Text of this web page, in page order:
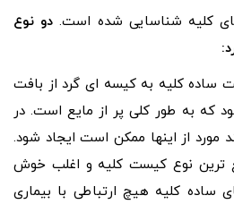
کلیه شناسایی شده است. دو نوع
ساده کلیه به کیسه ای گرد از بافت
که به طور کلی پر از مایع است. در
مورد از اینها ممکن است ایجاد شود.
نوع کیست کلیه و اغلب خوش
کلیه هیچ ارتباطی با بیماری